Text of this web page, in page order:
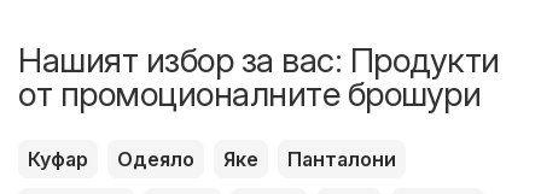
Нашият избор за вас: Продукти
от промоционалните брошури
Куфар Одеяло Яке
Панталони